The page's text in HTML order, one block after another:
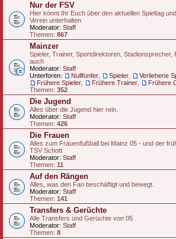
Nur der FSV
Hier könnt Ihr Euch über den aktuellen Spieltag
Verein unterhalten
Moderator: Staff
Themen: 867
Mainzer
Spieler, Trainer, Sportdirektoren, Stadionsprecher,
auch
Moderator: Staff
Unterforen:
Nullfünfer Spieler Verliehene
Frühere Spieler
Frühere Trainer
Frühere
Themen: 352
Die Jugend
Alles über die Jugend hier rein.
Moderator: Staff
Themen: 426
Die Frauen
Alles zum Frauenfußball bei Mainz 05 - und der
TSV Schott
Moderator: Staff
Themen: 11
Auf den Rängen
Alles, was den Fan beschäftigt und bewegt.
Moderator: Staff
Themen: 141
Transfers & Gerüchte
Alle Transfers und Gerüchte von 05
Moderator: Staff
Themen: 8